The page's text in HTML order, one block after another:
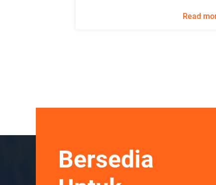
Read
Bersedia